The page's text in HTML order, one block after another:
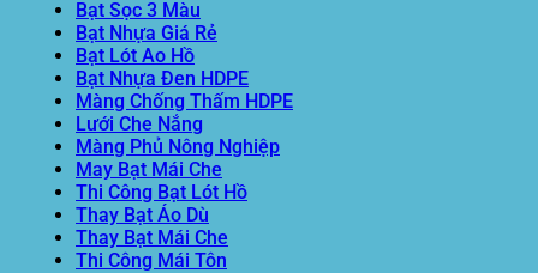
Bạt Sọc 3 Màu
Bạt Nhựa Giá Rẻ
Bạt Lót Ao Hồ
Bạt Nhựa Đen HDPE
Màng Chống Thấm HDPE
Lưới Che Nắng
Màng Phủ Nông Nghiệp
May Bạt Mái Che
Thi Công Bạt Lót Hồ
Thay Bạt Áo Dù
Thay Bạt Mái Che
Thi Công Mái Tôn